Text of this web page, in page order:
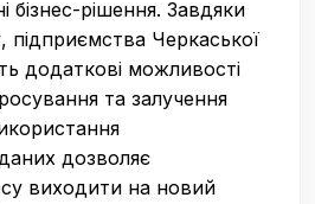
бізнес-рішення. Завдяки
підприємства Черкаської
додаткові можливості
та залучення
дозволяє
виходити на новий